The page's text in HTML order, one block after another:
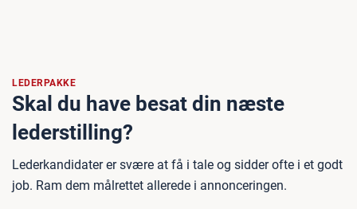
LEDERPAKKE
Skal du have besat din næste
lederstilling?
Lederkandidater er svære at få i tale og sidder ofte i et godt
job. Ram dem målrettet allerede i annonceringen.